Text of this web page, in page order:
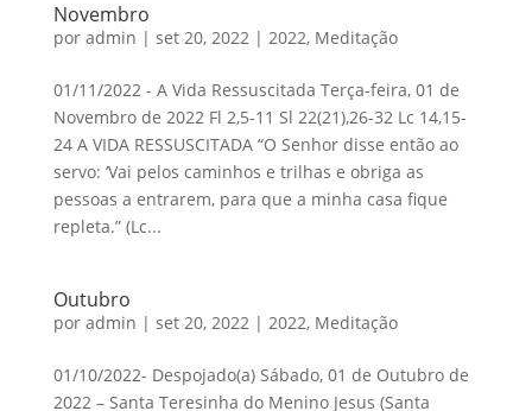
Novembro
por admin | set 20, 2022| 2022, Meditação
01/11/2022 - A Vida Ressuscitada Terça-feira, 01 de
Novembro de 2022 Fl 2,5-11 Sl 22(21),26-32 Lc 14,15-
24 A VIDA RESSUSCITADA “O Senhor disse então ao
servo: ‘Vai pelos caminhos e trilhas e obriga as
pessoas a entrarem, para que a minha casa fique
repleta.” (Lc...
Outubro
por admin | set 20, 2022| 2022, Meditação
01/10/2022- Despojado(a) Sábado, 01 de Outubro de
2022 – Santa Teresinha do Menino Jesus (Santa